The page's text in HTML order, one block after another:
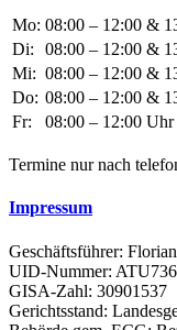
Mo: 08:00 – 12:00 &
Di:
08:00 – 12:00 &
Mi: 08:00 – 12:00 &
Do: 08:00 – 12:00 &
Fr:
08:00 – 12:00 Uhr
Termine nur nach
Impressum
Geschäftsführer:
UID-Nummer:
GISA-Zahl: 30901537
Gerichtsstand: